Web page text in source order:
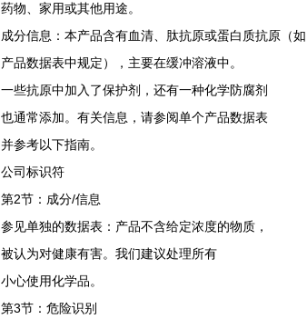
药物、家用或其他用途。
成分信息：本产品含有血清、肽抗原或蛋白质抗原（如
产品数据表中规定），主要在缓冲溶液中。
一些抗原中加入了保护剂，还有一种化学防腐剂
也通常添加。有关信息，请参阅单个产品数据表
并参考以下指南。
公司标识符
第2节：成分/信息
参见单独的数据表：产品不含给定浓度的物质，
被认为对健康有害。我们建议处理所有
小心使用化学品。
第3节：危险识别